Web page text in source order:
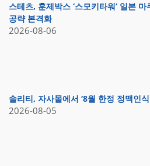
스테츠, 훈제박스 ‘스모키타워’ 일본
공략 본격화
2026-08-06
솔리티, 자사몰에서 ‘8월 한정 정맥인
2026-08-05